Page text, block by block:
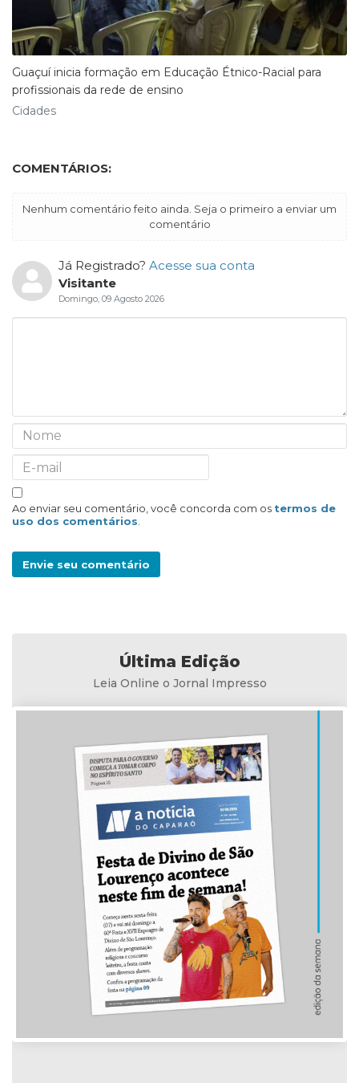
Guaçuí inicia formação em Educação Étnico-Racial para
profissionais da rede de ensino
Cidades
COMENTÁRIOS:
Nenhum comentário feito ainda. Seja o primeiro a enviar um
comentário
Já Registrado? Acesse sua conta
Visitante
Domingo, 09 Agosto 2026
Ao enviar seu comentário, você concorda com os termos de
uso dos comentários
Envie seu comentário
Última Edição
Leia Online o Jornal Impresso